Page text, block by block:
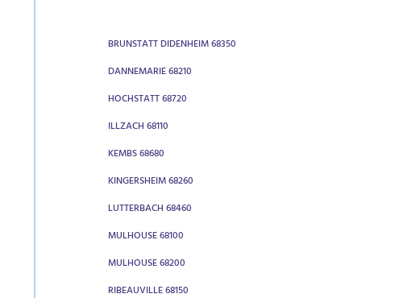
BRUNSTATT DIDENHEIM 68350
DANNEMARIE 68210
HOCHSTATT 68720
ILLZACH 68110
KEMBS 68680
KINGERSHEIM 68260
LUTTERBACH 68460
MULHOUSE 68100
MULHOUSE 68200
RIBEAUVILLE 68150